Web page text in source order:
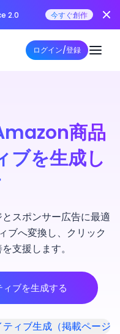
2.0 今すぐ創作
ログイン/登録
商品
ブを生成し
スポンサー広告に最適
ブへ変換し、クリック
支援します。
ブを生成する